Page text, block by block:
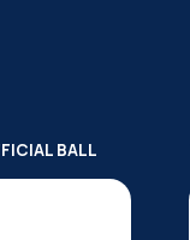
BALL